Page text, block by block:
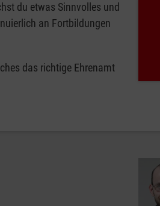
du etwas Sinnvolles und
an Fortbildungen
das richtige Ehrenamt